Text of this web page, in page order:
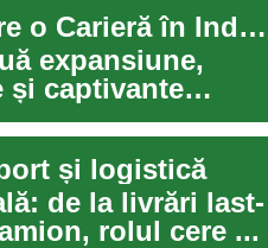
Formarea în Cosmetologie: Calea Către o Carieră în Industria Frumuseții
expansiune,
și captivante
și logistică
de la livrări last-
rolul cere ...